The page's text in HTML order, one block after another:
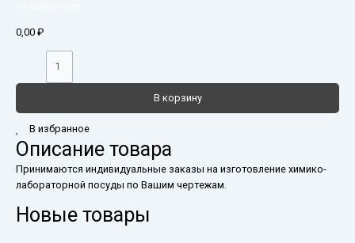
0,00 ₽
В корзину
В избранное
Описание товара
Принимаются индивидуальные заказы на изготовление химико-
лабораторной посуды по Вашим чертежам.
Новые товары